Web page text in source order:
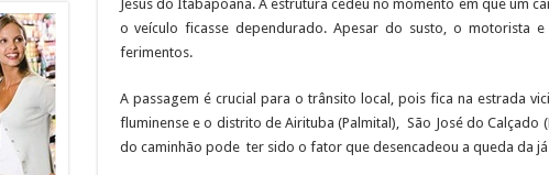
Jesus do Itabapoana. A estrutura cedeu no momento em que um
o veículo ficasse dependurado. Apesar do susto, o motorista
ferimentos.
A passagem é crucial para o trânsito local, pois fica na estrada
fluminense e o distrito de Airituba (Palmital), São José do Calçado
do caminhão pode ter sido o fator que desencadeou a queda da